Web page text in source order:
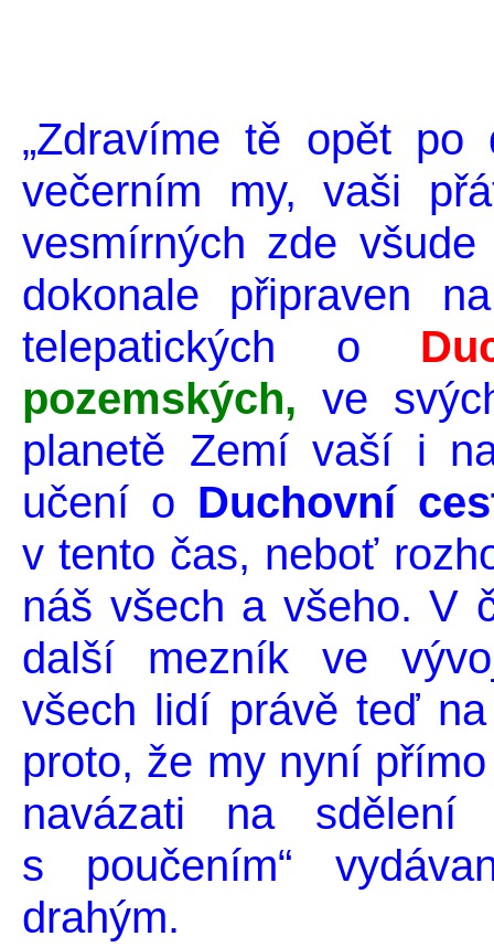
„Zdravíme tě opět
večerním my, vaši
vesmírných zde
dokonale připraven
telepatických o
pozemských, ve
planetě Zemí vaší i
učení o Duchovní
v tento čas, neboť
náš všech a všeho. V
další mezník ve
všech lidí právě teď
proto, že my nyní
navázati na sdělení
s poučením“
drahým.